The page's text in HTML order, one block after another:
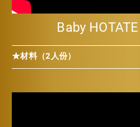
Baby
★材料（2人份）